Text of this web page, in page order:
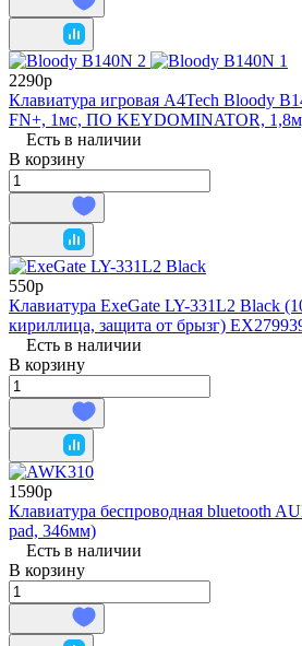
2290р
Клавиатура игровая A4Tech Bloody
FN+, 1мс, ПО KEYDOMINATOR,
Есть в наличии
В корзину
550р
Клавиатура ExeGate LY-331L2 Black
кириллица, защита от брызг)
Есть в наличии
В корзину
1590р
Клавиатура беспроводная bluetooth
pad, 346мм)
Есть в наличии
В корзину